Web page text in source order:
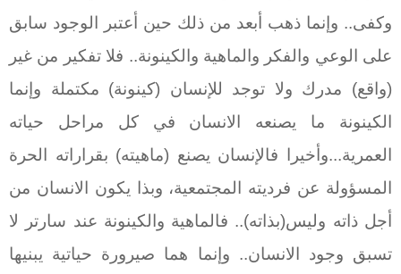
وكفى.. وإنما ذهب أبعد من ذلك حين أعتبر الوجود سابق
على الوعي والفكر والماهية والكينونة.. فلا تفكير من غير
(واقع) مدرك ولا توجد للإنسان (كينونة) مكتملة وإنما
الكينونة ما يصنعه الانسان في كل مراحل حياته
العمرية...وأخيرا فالإنسان يصنع (ماهيته) بقراراته الحرة
المسؤولة عن فرديته المجتمعية، وبذا يكون الانسان من
أجل ذاته وليس(بذاته).. فالماهية والكينونة عند سارتر لا
تسبق وجود الانسان.. وإنما هما صيرورة حياتية يبنيها